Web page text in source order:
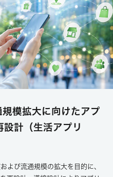
模拡大に向けたアプ
計（生活アプリ
よび流通規模の拡大を目的に、